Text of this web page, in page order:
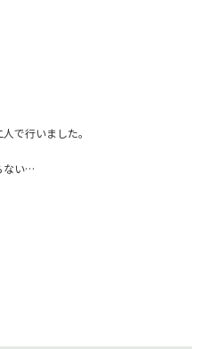
で行いました。
ない…